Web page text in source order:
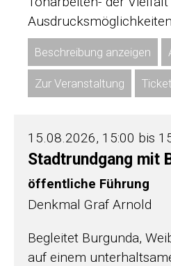
Beschreibung anzeigen
Zur Veranstaltung
15.08.2026, 15:00 bis
Stadtrundgang mit
öffentliche Führung
Denkmal Graf Arnold
Begleitet Burgunda,
auf einem